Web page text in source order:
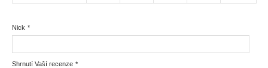
*
Nick
*
Shrnutí Vaší recenze